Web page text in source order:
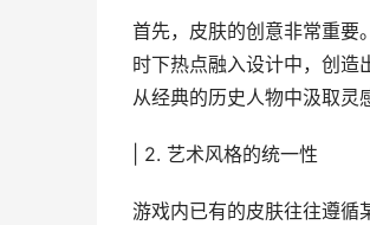
首先，皮肤的创意非常重要
时下热点融入设计中，创造
从经典的历史人物中汲取灵
| 2. 艺术风格的统一性
游戏内已有的皮肤往往遵循